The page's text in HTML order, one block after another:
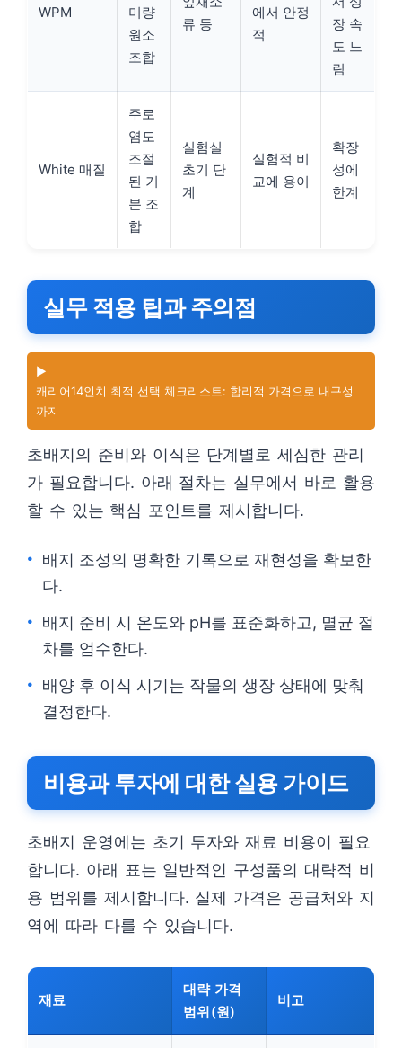
WPM
미량
원소
조합
류 등
에서 안정
적
장 속
도 느
림
White 매질
주로
염도
조절
된 기
본 조
합
실험실
초기 단
계
실험적 비
교에 용이
확장
성에
한계
실무 적용 팁과 주의점
▶️
캐리어14인치 최적 선택 체크리스트: 합리적 가격으로 내구성
까지
초배지의 준비와 이식은 단계별로 세심한 관리
가 필요합니다. 아래 절차는 실무에서 바로 활용
할 수 있는 핵심 포인트를 제시합니다.
배지 조성의 명확한 기록으로 재현성을 확보한
다.
배지 준비 시 온도와 pH를 표준화하고, 멸균 절
차를 엄수한다.
배양 후 이식 시기는 작물의 생장 상태에 맞춰
결정한다.
비용과 투자에 대한 실용 가이드
초배지 운영에는 초기 투자와 재료 비용이 필요
합니다. 아래 표는 일반적인 구성품의 대략적 비
용 범위를 제시합니다. 실제 가격은 공급처와 지
역에 따라 다를 수 있습니다.
재료
대략 가격
범위(원)
비고